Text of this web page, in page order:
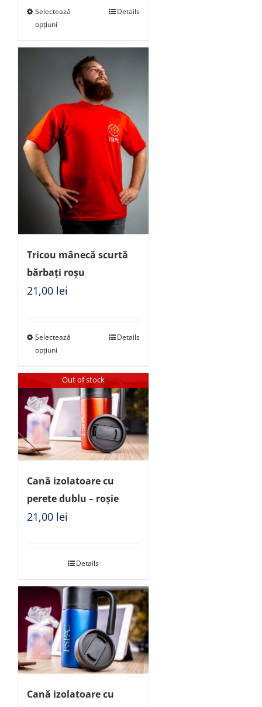
Selectează
opțiuni
Details
Tricou mânecă scurtă
bărbați roșu
21,00 lei
Selectează
opțiuni
Details
Out of stock
Cană izolatoare cu
perete dublu – roșie
21,00 lei
Details
Cană izolatoare cu